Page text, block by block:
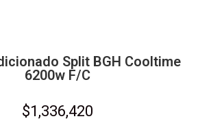
Split BGH Cooltime
6200w F/C
$1,336,420